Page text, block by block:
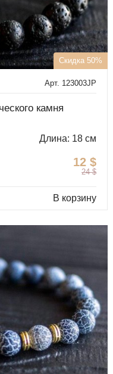
Скидка 50%
Арт. 123003JP
камня
Длина: 18 см
12 $
24 $
В корзину